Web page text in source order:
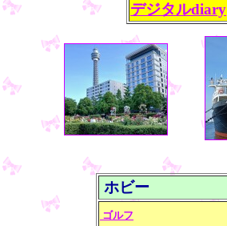
ホビー
ゴルフ
デジタルdiary